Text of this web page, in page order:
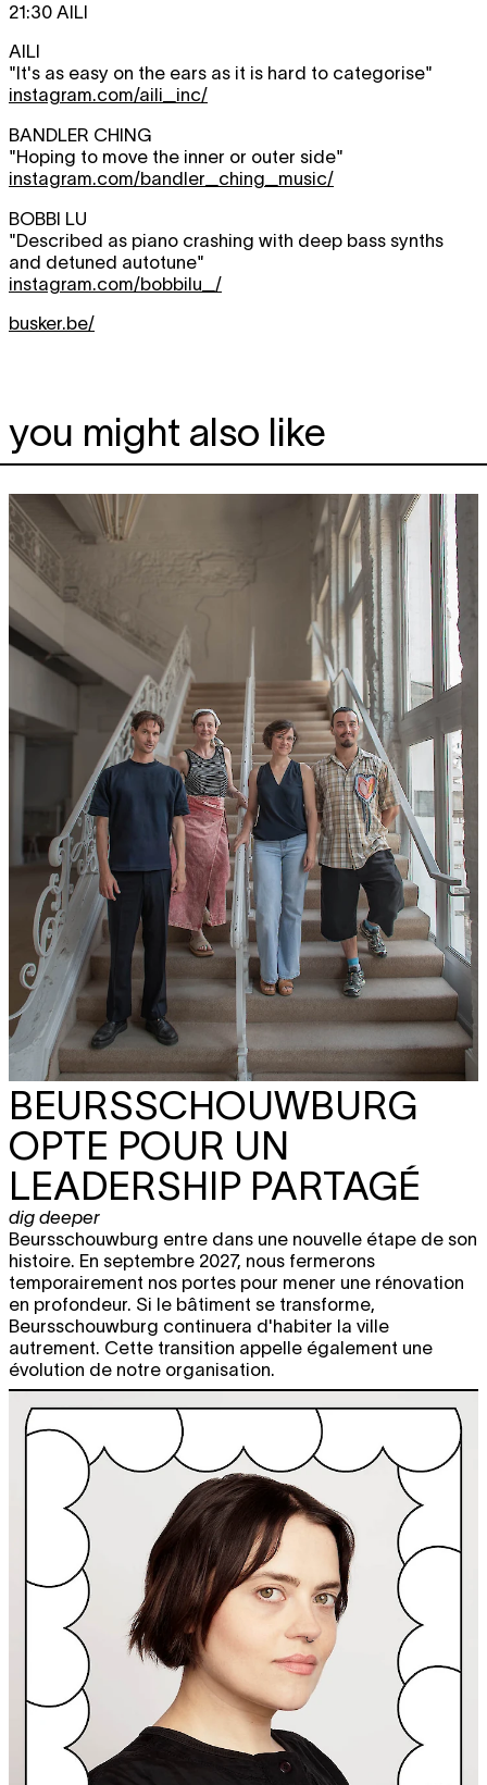
21:30 AILI
AILI
"It's as easy on the ears as it is hard to categorise"
instagram.com/aili_inc/
BANDLER CHING
"Hoping to move the inner or outer side"
instagram.com/bandler_ching_music/
BOBBI LU
"Described as piano crashing with deep bass synths
and detuned autotune"
instagram.com/bobbilu_/
busker.be/
you might also like
BEURSSCHOUWBURG
OPTE POUR UN
LEADERSHIP PARTAGÉ
dig deeper
Beursschouwburg entre dans une nouvelle étape de son
histoire. En septembre 2027, nous fermerons
temporairement nos portes pour mener une rénovation
en profondeur. Si le bâtiment se transforme,
Beursschouwburg continuera d'habiter la ville
autrement. Cette transition appelle également une
évolution de notre organisation.